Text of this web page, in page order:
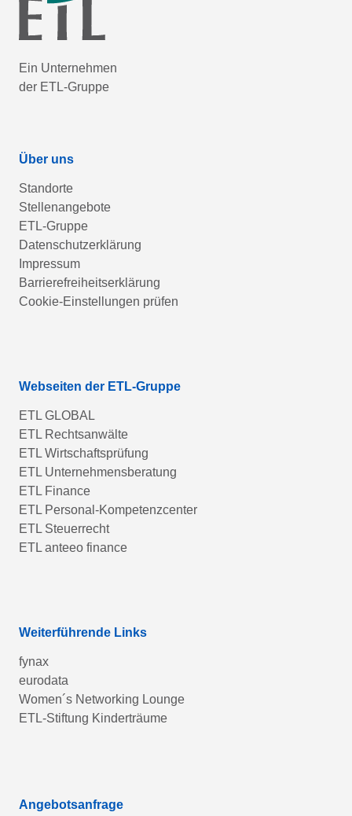
Ein Unternehmen
der ETL-Gruppe
Über uns
Standorte
Stellenangebote
ETL-Gruppe
Datenschutzerklärung
Impressum
Barrierefreiheitserklärung
Cookie-Einstellungen prüfen
Webseiten der ETL-Gruppe
ETL GLOBAL
ETL Rechtsanwälte
ETL Wirtschaftsprüfung
ETL Unternehmensberatung
ETL Finance
ETL Personal-Kompetenzcenter
ETL Steuerrecht
ETL anteeo finance
Weiterführende Links
fynax
eurodata
Women´s Networking Lounge
ETL-Stiftung Kinderträume
Angebotsanfrage